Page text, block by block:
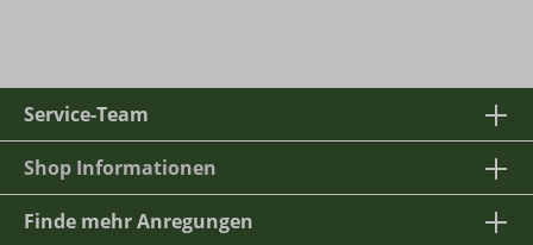
Service-Team
Shop Informationen
Finde mehr Anregungen